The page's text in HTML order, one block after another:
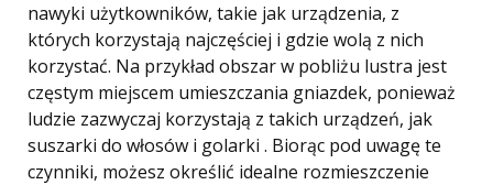
nawyki użytkowników, takie jak urządzenia, z
których korzystają najczęściej i gdzie wolą z nich
korzystać. Na przykład obszar w pobliżu lustra jest
częstym miejscem umieszczania gniazdek, ponieważ
ludzie zazwyczaj korzystają z takich urządzeń, jak
suszarki do włosów i golarki . Biorąc pod uwagę te
czynniki, możesz określić idealne rozmieszczenie